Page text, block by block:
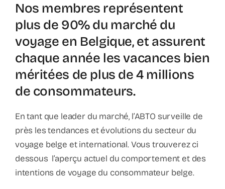
ABC Van De Toeristische Terminologie
Français
Nederlands
Nos membres représentent
plus de 90% du marché du
voyage en Belgique, et assurent
chaque année les vacances bien
méritées de plus de 4 millions
de consommateurs.
En tant que leader du marché, l’ABTO surveille de
près les tendances et évolutions du secteur du
voyage belge et international. Vous trouverez ci
dessous l’aperçu actuel du comportement et des
intentions de voyage du consommateur belge.